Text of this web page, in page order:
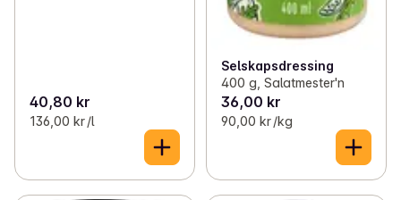
40,80 kr
136,00 kr /l
Selskapsdressing
400 g, Salatmester'n
36,00 kr
90,00 kr /kg